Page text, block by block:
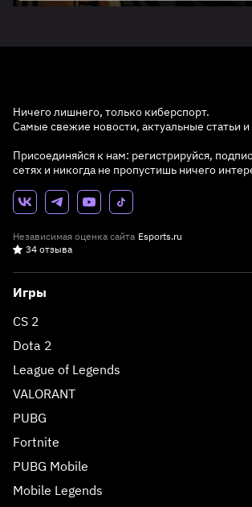
Ничего лишнего, только киберспорт.
Самые свежие новости, актуальные статьи
Присоединяйся к нам: регистрируйся,
сетях и никогда не пропустишь ничего
Независимая оценка сайта Esports.ru
34 отзыва
Игры
CS 2
Dota 2
League of Legends
VALORANT
PUBG
Fortnite
PUBG Mobile
Mobile Legends